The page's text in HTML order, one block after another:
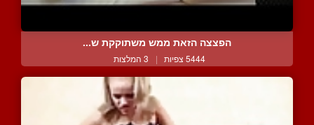
הפצצה הזאת ממש משתוקקת ש...
5444 צפיות | 3 המלצות